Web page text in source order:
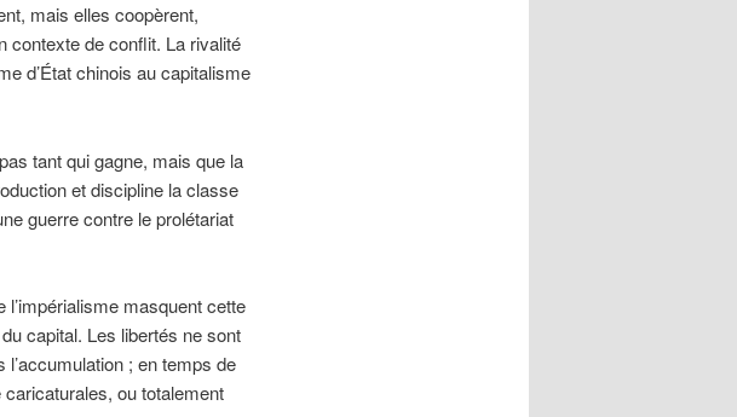
mais elles coopèrent,
contexte de conflit. La rivalité
d’État chinois au capitalisme
tant qui gagne, mais que la
et discipline la classe
guerre contre le prolétariat
masquent cette
capital. Les libertés ne sont
; en temps de
ou totalement